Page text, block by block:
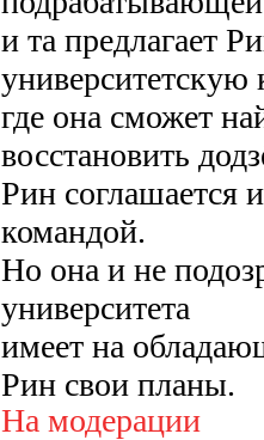
и та предлагает
университетскую
где она сможет
восстановить
Рин соглашается
командой.
Но она и не
университета
имеет на
Рин свои планы.
На модерации